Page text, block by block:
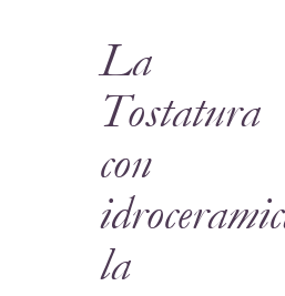
La
Tostatura
con
la